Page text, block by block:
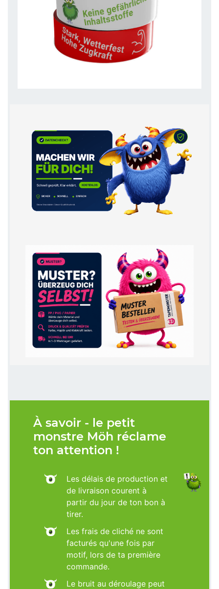
À savoir - le petit
monstre Möh réclame
ton attention !
Les délais de production et
de livraison courent à
partir du jour de ton bon à
tirer.
Les frais de cliché ne sont
facturés qu'une fois par
motif, lors de ta première
commande.
Le bruit au déroulage peut